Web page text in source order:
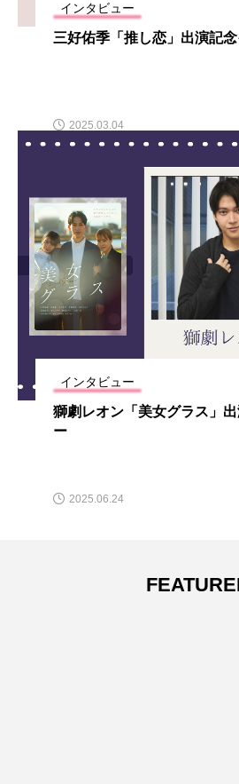
NEW POST
お知らせ
インタビュー
三好佑季「推し恋」出演記
2025.03.04
インタビュー
獅劇レオン「美女グラス」
ー
2025.06.24